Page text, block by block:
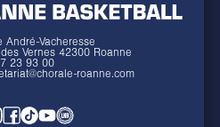
André-Vacheresse
Vernes 42300 Roanne
23 93 00
roanne.com